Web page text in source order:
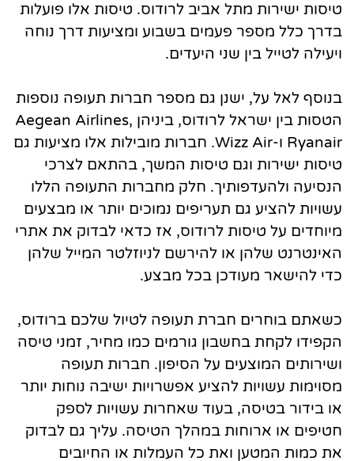
טיסות ישירות מתל אביב לרודוס. טיסות אלו פועלות
בדרך כלל מספר פעמים בשבוע ומציעות דרך נוחה
ויעילה לטייל בין שני היעדים.
בנוסף לאל על, ישנן גם מספר חברות תעופה נוספות
הטסות בין ישראל לרודוס, ביניהן Aegean Airlines,
Ryanair ו-Wizz Air. חברות מובילות אלו מציעות גם
טיסות ישירות וגם טיסות המשך, בהתאם לצרכי
הנסיעה ולהעדפותיך. חלק מחברות התעופה הללו
עשויות להציע גם תעריפים נמוכים יותר או מבצעים
מיוחדים על טיסות לרודוס, אז כדאי לבדוק את אתרי
האינטרנט שלהן או להירשם לניוזלטר המייל שלהן
כדי להישאר מעודכן בכל מבצע.
כשאתם בוחרים חברת תעופה לטיול שלכם ברודוס,
הקפידו לקחת בחשבון גורמים כמו מחיר, זמני טיסה
ושירותים המוצעים על הסיפון. חברות תעופה
מסוימות עשויות להציע אפשרויות ישיבה נוחות יותר
או בידור בטיסה, בעוד שאחרות עשויות לספק
חטיפים או ארוחות במהלך הטיסה. עליך גם לבדוק
את כמות המטען ואת כל העמלות או החיובים